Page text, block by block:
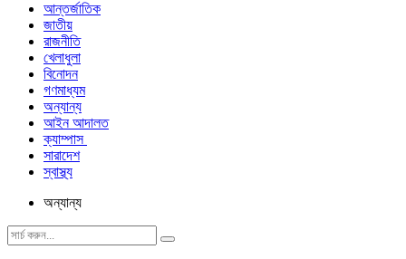
আন্তর্জাতিক
জাতীয়
রাজনীতি
খেলাধুলা
বিনোদন
গণমাধ্যম
অন্যান্য
আইন আদালত
ক্যাম্পাস
সারাদেশ
স্বাস্থ্য
অন্যান্য